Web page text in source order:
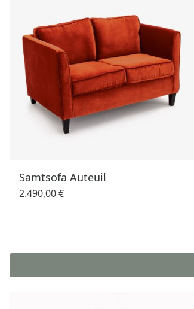
Samtsofa Auteuil
2.490,00 €